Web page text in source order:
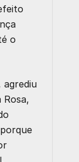
o
agrediu